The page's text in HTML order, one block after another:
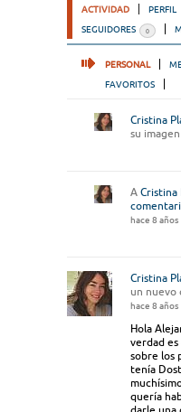
ACTIVIDAD PERFIL
SEGUIDORES 0
PERSONAL
FAVORITOS
Cristina
su
A Cristina
hace 8 años
Cristina
un nuevo
hace 8 años
Hola
verdad es
sobre los
tenía
quería